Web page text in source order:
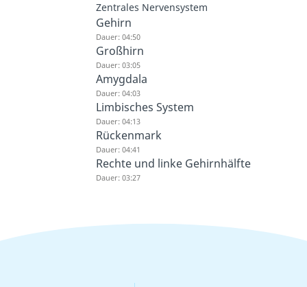
Zentrales Nervensystem
Gehirn
Dauer: 04:50
Großhirn
Dauer: 03:05
Amygdala
Dauer: 04:03
Limbisches System
Dauer: 04:13
Rückenmark
Dauer: 04:41
Rechte und linke Gehirnhälfte
Dauer: 03:27